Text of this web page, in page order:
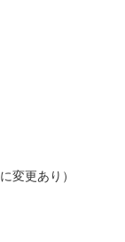
変更あり）